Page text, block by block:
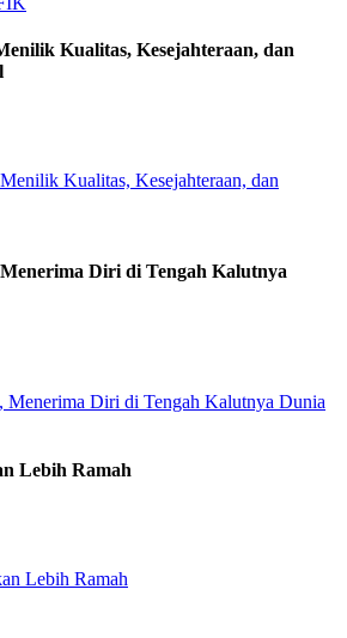
Kualitas, Kesejahteraan, dan
Diri di Tengah Kalutnya
Lebih Ramah